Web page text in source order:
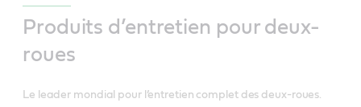
Produits d’entretien pour deux-
roues
Le leader mondial pour l’entretien complet des deux-roues.